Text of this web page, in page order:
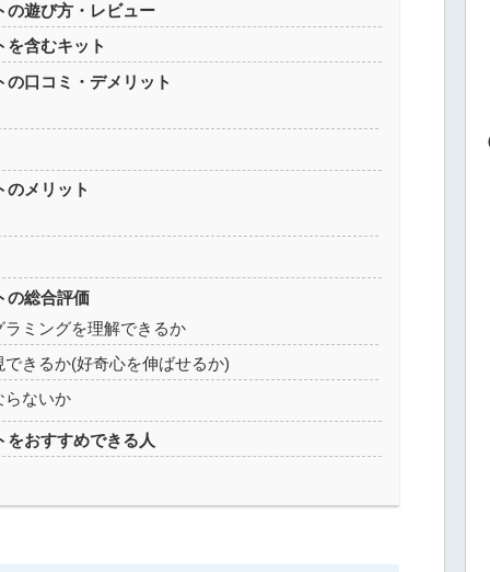
の遊び方・レビュー
含むキット
口コミ・デメリット
メリット
の総合評価
ミングを理解できるか
きるか(好奇心を伸ばせるか)
ないか
おすすめできる人